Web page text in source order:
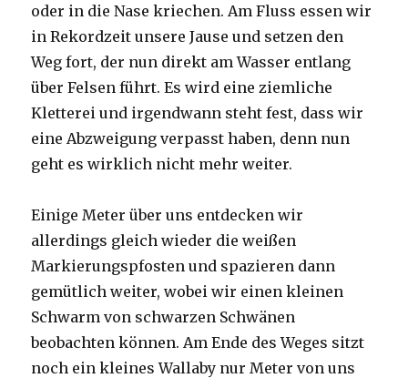
oder in die Nase kriechen. Am Fluss essen wir
in Rekordzeit unsere Jause und setzen den
Weg fort, der nun direkt am Wasser entlang
über Felsen führt. Es wird eine ziemliche
Kletterei und irgendwann steht fest, dass wir
eine Abzweigung verpasst haben, denn nun
geht es wirklich nicht mehr weiter.
Einige Meter über uns entdecken wir
allerdings gleich wieder die weißen
Markierungspfosten und spazieren dann
gemütlich weiter, wobei wir einen kleinen
Schwarm von schwarzen Schwänen
beobachten können. Am Ende des Weges sitzt
noch ein kleines Wallaby nur Meter von uns